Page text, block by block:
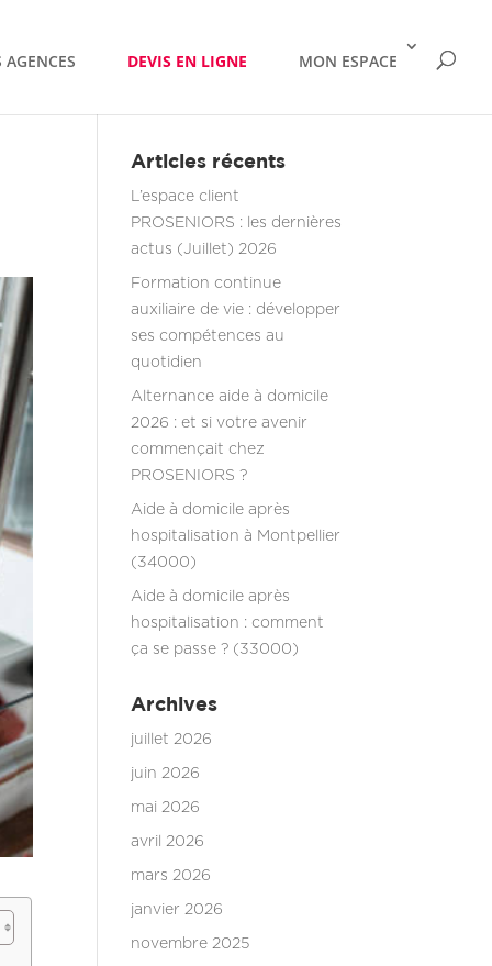
AGENCES DEVIS EN LIGNE MON ESPACE
Articles récents
L’espace client
PROSENIORS : les dernières
actus (Juillet) 2026
Formation continue
auxiliaire de vie : développer
ses compétences au
quotidien
Alternance aide à domicile
2026 : et si votre avenir
commençait chez
PROSENIORS ?
Aide à domicile après
hospitalisation à Montpellier
(34000)
Aide à domicile après
hospitalisation : comment
ça se passe ? (33000)
Archives
juillet 2026
juin 2026
mai 2026
avril 2026
mars 2026
janvier 2026
novembre 2025